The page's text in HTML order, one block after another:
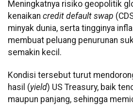
Meningkatnya risiko geopolitik
kenaikan credit default swap
minyak dunia, serta tingginya
membuat peluang penurunan
semakin kecil.
Kondisi tersebut turut
hasil (yield) US Treasury, baik
maupun panjang, sehingga